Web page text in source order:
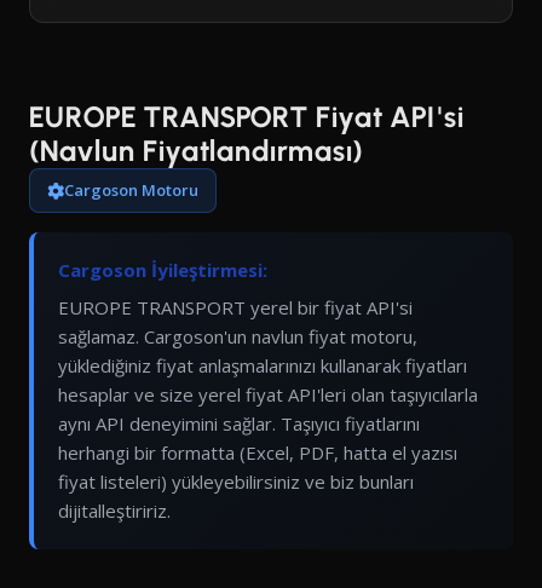
EUROPE TRANSPORT Fiyat API'si
(Navlun Fiyatlandırması)
Cargoson Motoru
Cargoson İyileştirmesi:
EUROPE TRANSPORT yerel bir fiyat API'si
sağlamaz. Cargoson'un navlun fiyat motoru,
yüklediğiniz fiyat anlaşmalarınızı kullanarak fiyatları
hesaplar ve size yerel fiyat API'leri olan taşıyıcılarla
aynı API deneyimini sağlar. Taşıyıcı fiyatlarını
herhangi bir formatta (Excel, PDF, hatta el yazısı
fiyat listeleri) yükleyebilirsiniz ve biz bunları
dijitalleştiririz.